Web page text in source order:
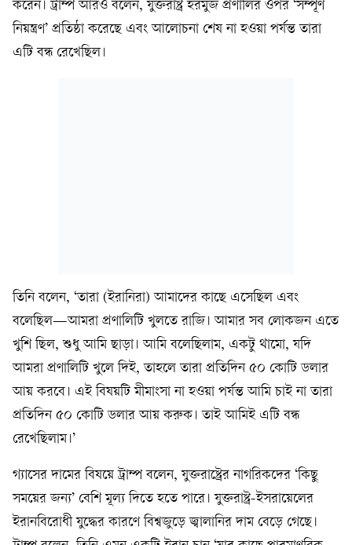
করেন। ট্রাম্প আরও বলেন, যুক্তরাষ্ট্র হরমুজ প্রণালির ওপর ‘সম্পূর্ণ
নিয়ন্ত্রণ’ প্রতিষ্ঠা করেছে এবং আলোচনা শেষ না হওয়া পর্যন্ত তারা
এটি বন্ধ রেখেছিল।
তিনি বলেন, ‘তারা (ইরানিরা) আমাদের কাছে এসেছিল এবং
বলেছিল—আমরা প্রণালিটি খুলতে রাজি। আমার সব লোকজন এতে
খুশি ছিল, শুধু আমি ছাড়া। আমি বলেছিলাম, একটু থামো, যদি
আমরা প্রণালিটি খুলে দিই, তাহলে তারা প্রতিদিন ৫০ কোটি ডলার
আয় করবে। এই বিষয়টি মীমাংসা না হওয়া পর্যন্ত আমি চাই না তারা
প্রতিদিন ৫০ কোটি ডলার আয় করুক। তাই আমিই এটি বন্ধ
রেখেছিলাম।’
গ্যাসের দামের বিষয়ে ট্রাম্প বলেন, যুক্তরাষ্ট্রের নাগরিকদের ‘কিছু
সময়ের জন্য’ বেশি মূল্য দিতে হতে পারে। যুক্তরাষ্ট্র-ইসরায়েলের
ইরানবিরোধী যুদ্ধের কারণে বিশ্বজুড়ে জ্বালানির দাম বেড়ে গেছে।